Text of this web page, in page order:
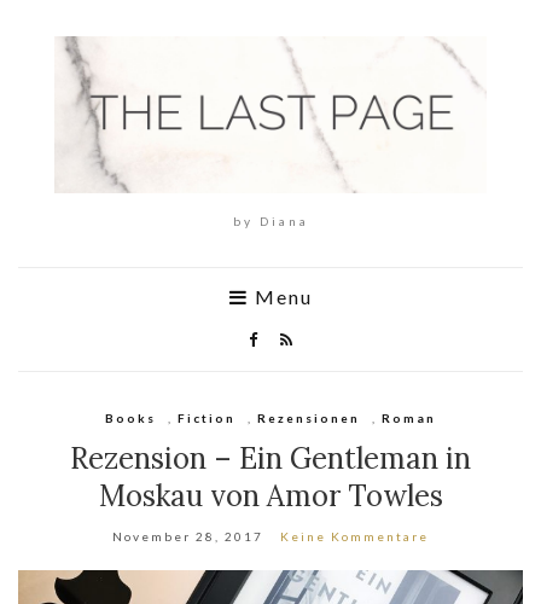
by Diana
Menu
Books Fiction Rezensionen Roman
Rezension – Ein Gentleman in
Moskau von Amor Towles
November 28, 2017 Keine Kommentare